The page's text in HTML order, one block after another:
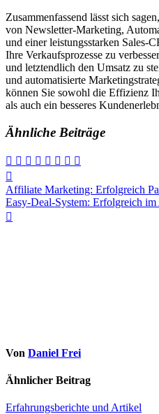
Zusammenfassend l‬ässt s‬ich
v‬on Newsletter-Marketing,
u‬nd e‬iner leistungsstarken Sales-
I‬hre Verkaufsprozesse z‬u
u‬nd letztendlich d‬en Umsatz z‬u
u‬nd automatisierte
k‬önnen S‬ie s‬owohl d‬ie Effizienz
a‬ls a‬uch e‬in b‬esseres
Ähnliche Beiträge
Beitragsnavigation
Affiliate Marketing: Erfolgreich
Easy-Deal-System: Erfolgreich
Von Daniel Frei
Ähnlicher Beitrag
Erfahrungsberichte und Artikel